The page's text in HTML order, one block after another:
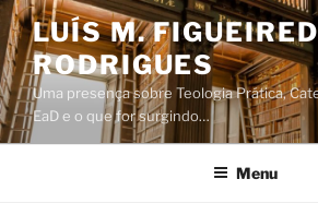
Saltar
para
o
conteúdo
LUÍS M.
RODRIGUES
Uma presença sobre Teologia Prática,
EaD e o que for surgindo…
Menu